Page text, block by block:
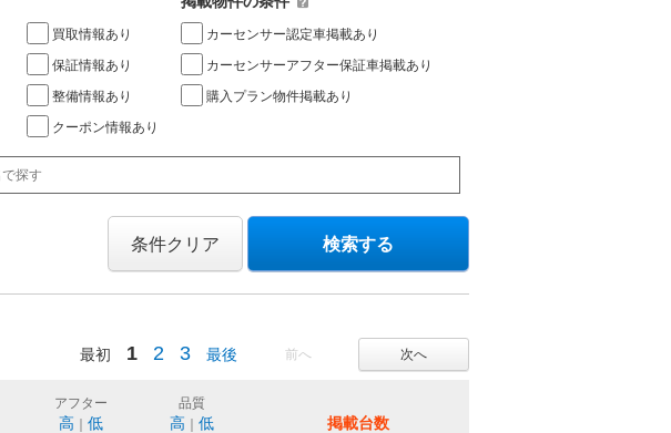
買取情報あり
保証情報あり
整備情報あり
クーポン情報あり
カーセンサー認定車掲載あり
カーセンサーアフター保証車掲載あり
購入プラン物件掲載あり
条件クリア 検索する
前へ 次へ
最初 1 2 3 最後
アフター
高 低
品質
高 低 掲載台数